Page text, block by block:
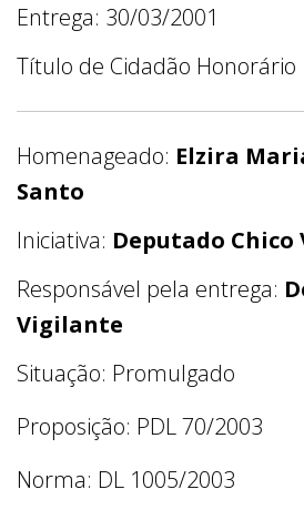
Entrega: 30/03/2001
Título de Cidadão Honorário
Homenageado: Elzira
Santo
Iniciativa: Deputado
Responsável pela entrega:
Vigilante
Situação: Promulgado
Proposição: PDL 70/2003
Norma: DL 1005/2003